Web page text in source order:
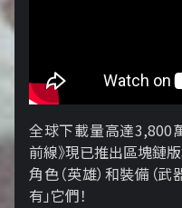
全球下載量高達3,800
前線》現已推出區塊鏈
角色（英雄）和裝備（
有」它們！